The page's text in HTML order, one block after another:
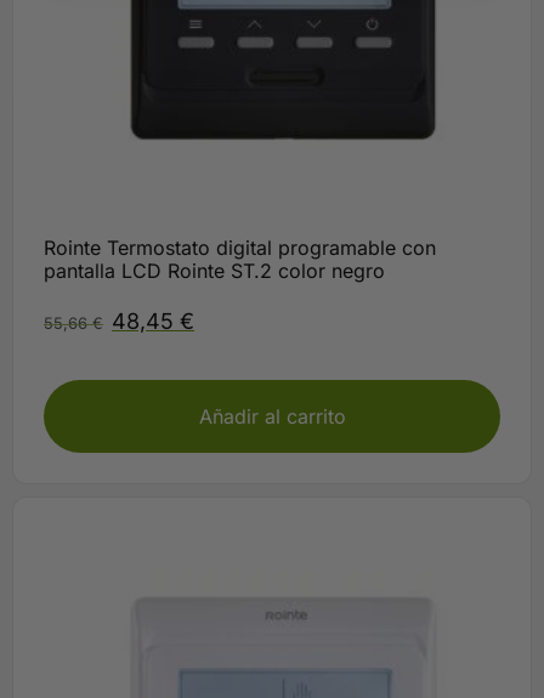
Rointe Termostato digital programable con
pantalla LCD Rointe ST.2 color negro
55,66€ 48,45 €
Añadir al carrito